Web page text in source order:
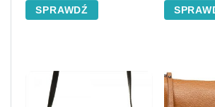
SPRAWDŹ